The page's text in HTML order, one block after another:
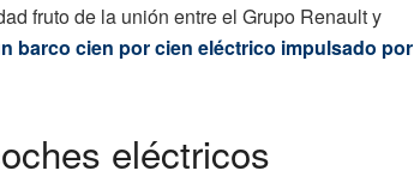
fruto de la unión entre el Grupo Renault y
barco cien por cien eléctrico impulsado por
eléctricos